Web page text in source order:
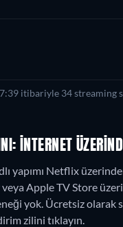
itibariyle 34 streaming
İNTERNET
yapımı Netflix
veya Apple TV Store
yok. Ücretsiz
zilini tıklayın.